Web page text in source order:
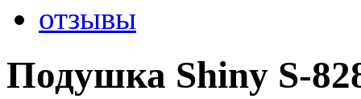
отзывы
Подушка Shiny S-